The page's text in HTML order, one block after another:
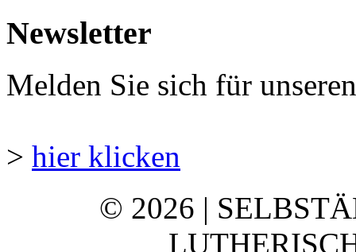
Newsletter
Melden Sie sich für
> hier klicken
© 2026 |